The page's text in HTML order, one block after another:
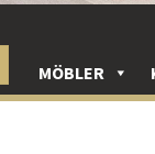
MÖBLER